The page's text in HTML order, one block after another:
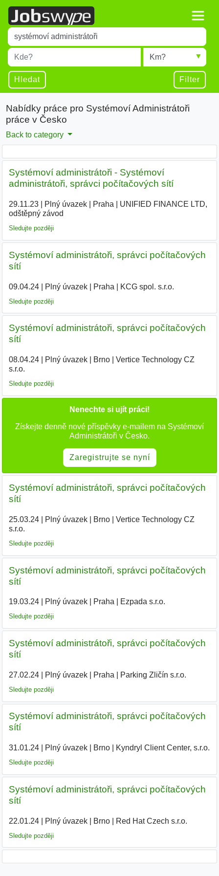
Title
Type 1 or more characters for results.
Místo
Type 1 or more characters for results.
Radius
Hledat Filter
Nabídky práce pro Systémoví Administrátoři
práce v Česko
Back to category
Systémoví administrátoři - Systémoví
administrátoři, správci počítačových sítí
29.11.23| Plný úvazek| Praha
UNIFIED FINANCE LTD,
odštěpný závod
Sledujte později
Systémoví administrátoři, správci počítačových
sítí
09.04.24| Plný úvazek| Praha KCG spol. s.r.o.
Sledujte později
Systémoví administrátoři, správci počítačových
sítí
08.04.24| Plný úvazek| Brno|
Vertice Technology CZ
s.r.o.
Sledujte později
Nenechte si ujít práci!
Získejte denně nové příspěvky e-mailem na Systémoví
Administrátoři v Česko.
Zaregistrujte se nyní
Systémoví administrátoři, správci počítačových
sítí
25.03.24| Plný úvazek| Brno|
Vertice Technology CZ
s.r.o.
Sledujte později
Systémoví administrátoři, správci počítačových
sítí
19.03.24| Plný úvazek| Praha Ezpada s.r.o.
Sledujte později
Systémoví administrátoři, správci počítačových
sítí
27.02.24| Plný úvazek| Praha Parking Zličín s.r.o.
Sledujte později
Systémoví administrátoři, správci počítačových
sítí
31.01.24| Plný úvazek| Brno| Kyndryl Client Center, s.r.o.
Sledujte později
Systémoví administrátoři, správci počítačových
sítí
22.01.24| Plný úvazek| Brno| Red Hat Czech s.r.o.
Sledujte později